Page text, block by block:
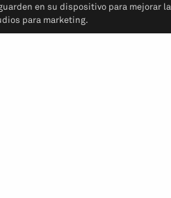
en su dispositivo para mejorar la
para marketing.